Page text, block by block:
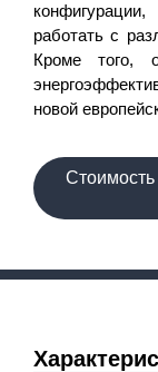
работать с
Кроме того,
новой